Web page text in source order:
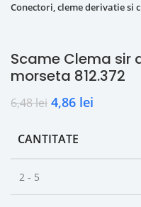
Conectori, cleme derivatie si
Scame Clema sir
morseta 812.372
6,48lei 4,86 lei
CANTITATE
2 - 5